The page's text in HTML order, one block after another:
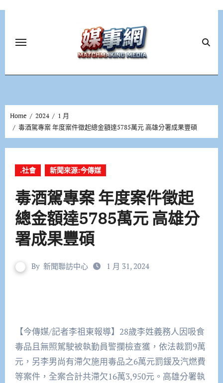
Home 2024
1 月
毒酒駕專案 年度案件徵起總金額達5785萬元 高雄分署成果豐碩
.社會 新聞來源:今傳媒
毒酒駕專案 年度案件徵起
總金額達5785萬元 高雄分
署成果豐碩
By 新聞聯訪中心 1 月 31, 2024
【今傳媒/記者李祖東報導】28歲李姓義務人因吸食
毒品且無照駕駛被執勤員警攔檢查獲，依法裁罰9萬
元，另李男尚有滯欠施用毒品之6萬元罰鍰及汽燃費
等案件，全案合計共滯欠16萬3,950元。高雄分署執